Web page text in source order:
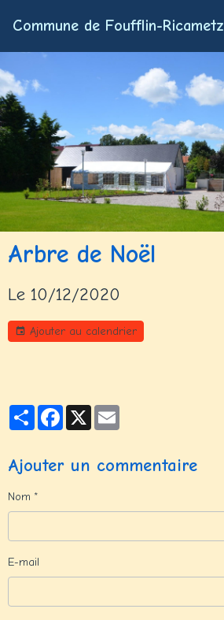
Commune de Foufflin-Ricametz
Arbre de Noël
Le 10/12/2020
Ajouter au calendrier
PartagerFacebook
X
Ajouter un commentaire
Nom
E-mail